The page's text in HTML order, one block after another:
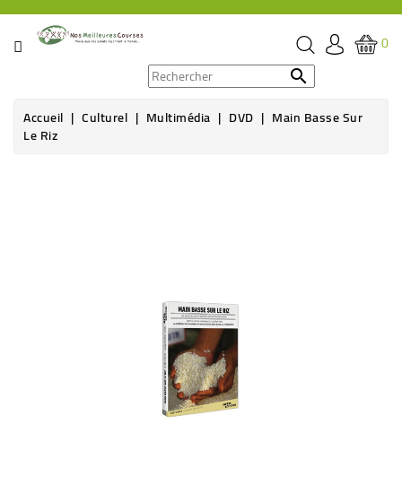
CATÉGORIE
ÉPICERIE
0

Accueil Culturel Multimédia DVD Main Basse Sur
Le Riz